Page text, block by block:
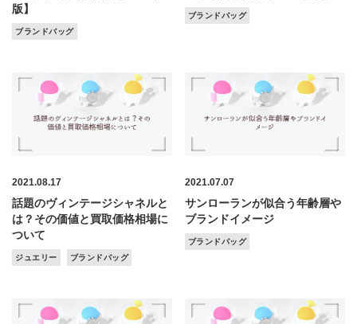
版】
ブランドバッグ
ブランドバッグ
2021.08.17
話題のヴィンテージシャネルと
は？その価値と買取価格相場に
ついて
ジュエリー ブランドバッグ
2021.07.07
サンローランが似合う年齢層や
ブランドイメージ
ブランドバッグ